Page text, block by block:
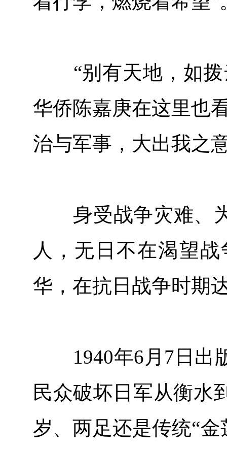
“别有天地，如拨
华侨陈嘉庚在这里也
治与军事，大出我之
身受战争灾难、为
人，无日不在渴望
华，在抗日战争时期
1940年6月7日出版
民众破坏日军从衡水
岁、两足还是传统“